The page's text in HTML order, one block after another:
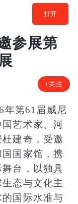
打开
参展第
+关注
第61届威尼
艺术家、河
建奇，受邀
国家馆，携
台，以独具
态与文化主
国际水准与